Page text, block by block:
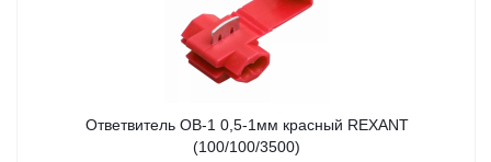
Ответвитель ОВ-1 0,5-1мм красный REXANT
(100/100/3500)